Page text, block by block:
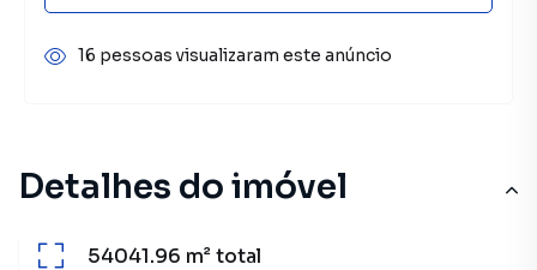
Detalhes do imóvel
54041.96 m²total
16 pessoas visualizaram este anúncio